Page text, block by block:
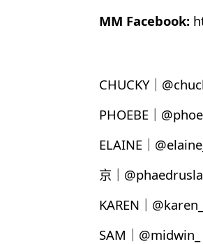
MM Facebook:
CHUCKY｜
PHOEBE｜
ELAINE｜
京｜
KAREN｜
SAM｜@midwin_